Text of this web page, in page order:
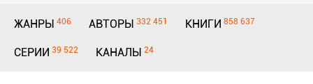
ЖАНРЫ 406 АВТОРЫ 332 451 КНИГИ 858 637
СЕРИИ 39 522 КАНАЛЫ 24